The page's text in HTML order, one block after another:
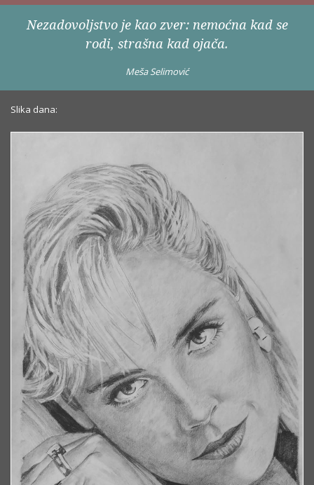
Nezadovoljstvo je kao zver: nemoćna kad se
rodi, strašna kad ojača.
Meša Selimović
Slika dana: